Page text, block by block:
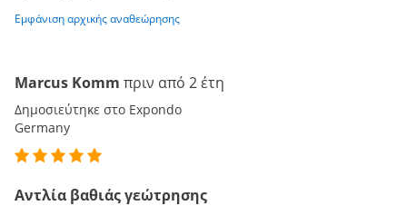
Εμφάνιση αρχικής αναθεώρησης
Marcus Komm πριν από 2 έτη
Δημοσιεύτηκε στο Expondo
Germany
Αντλία βαθιάς γεώτρησης